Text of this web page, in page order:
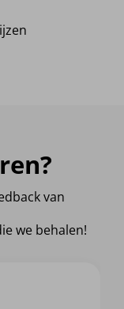
van
we behalen!